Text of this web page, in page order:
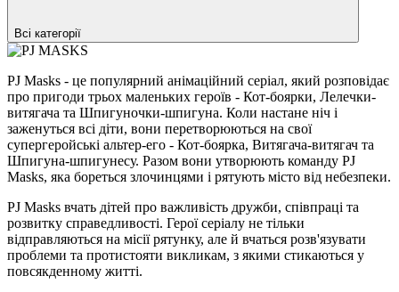
Всі категорії
PJ Masks - це популярний анімаційний серіал, який розповідає
про пригоди трьох маленьких героїв - Кот-боярки, Лелечки-
витягача та Шпигуночки-шпигуна. Коли настане ніч і
заженуться всі діти, вони перетворюються на свої
супергеройські альтер-его - Кот-боярка, Витягача-витягач та
Шпигуна-шпигунесу. Разом вони утворюють команду PJ
Masks, яка бореться злочинцями і рятують місто від небезпеки.
PJ Masks вчать дітей про важливість дружби, співпраці та
розвитку справедливості. Герої серіалу не тільки
відправляються на місії рятунку, але й вчаться розв'язувати
проблеми та протистояти викликам, з якими стикаються у
повсякденному житті.